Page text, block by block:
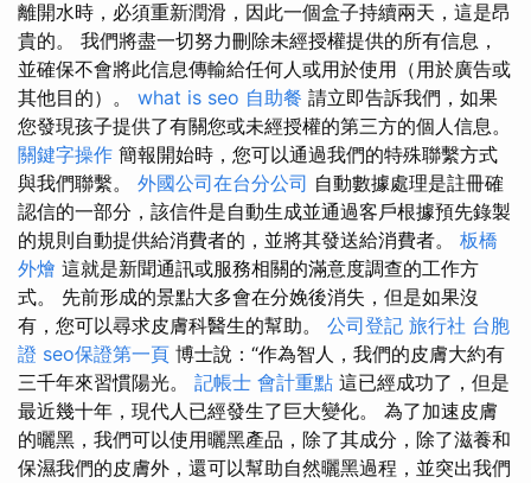
離​​開水時，必須重新潤滑，因此一個盒子持續兩天，這是昂
貴的。 我們將盡一切努力刪除未經授權提供的所有信息，
並確保不會將此信息傳輸給任何人或用於使用（用於廣告或
其他目的）。 what is seo 自助餐 請立即告訴我們，如果
您發現孩子提供了有關您或未經授權的第三方的個人信息。
關鍵字操作 簡報開始時，您可以通過我們的特殊聯繫方式
與我們聯繫。 外國公司在台分公司 自動數據處理是註冊確
認信的一部分，該信件是自動生成並通過客戶根據預先錄製
的規則自動提供給消費者的，並將其發送給消費者。 板橋
外燴 這就是新聞通訊或服務相關的滿意度調查的工作方
式。 先前形成的景點大多會在分娩後消失，但是如果沒
有，您可以尋求皮膚科醫生的幫助。 公司登記 旅行社 台胞
證 seo保證第一頁 博士說：“作為智人，我們的皮膚大約有
三千年來習慣陽光。 記帳士 會計重點 這已經成功了，但是
最近幾十年，現代人已經發生了巨大變化。 為了加速皮膚
的曬黑，我們可以使用曬黑產品，除了其成分，除了滋養和
保濕我們的皮膚外，還可以幫助自然曬黑過程，並突出我們